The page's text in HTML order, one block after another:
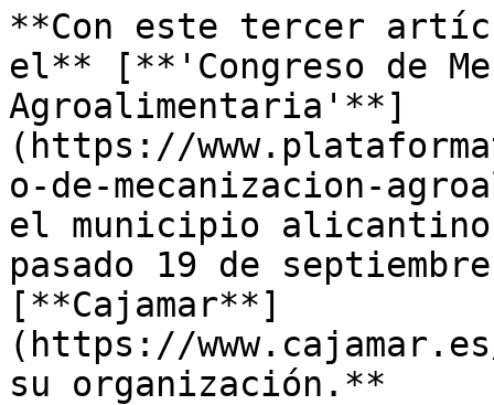
**Con este tercer
el** [**'Congreso de
Agroalimentaria'**]
(https://
o-de-mecanizacion-
el municipio
pasado 19 de
[**Cajamar**]
(https://
su organización.**